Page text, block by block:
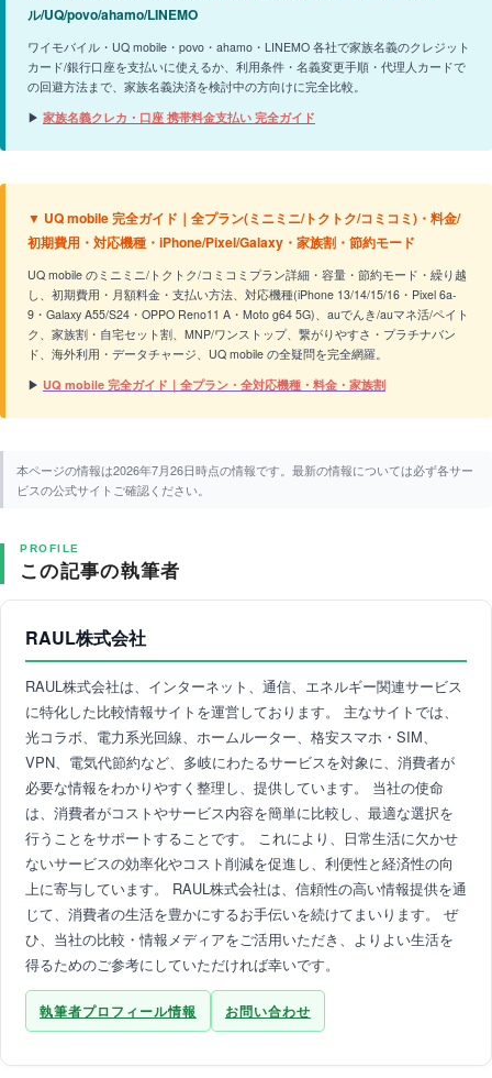
ル/UQ/povo/ahamo/LINEMO
ワイモバイル・UQ mobile・povo・ahamo・LINEMO 各社で家族名義のクレジット
カード/銀行口座を支払いに使えるか、利用条件・名義変更手順・代理人カードで
の回避方法まで、家族名義決済を検討中の方向けに完全比較。
▶ 家族名義クレカ・口座 携帯料金支払い 完全ガイド
▼ UQ mobile 完全ガイド｜全プラン(ミニミニ/トクトク/コミコミ)・料金/
初期費用・対応機種・iPhone/Pixel/Galaxy・家族割・節約モード
UQ mobile のミニミニ/トクトク/コミコミプラン詳細・容量・節約モード・繰り越
し、初期費用・月額料金・支払い方法、対応機種(iPhone 13/14/15/16・Pixel 6a-
9・Galaxy A55/S24・OPPO Reno11 A・Moto g64 5G)、auでんき/auマネ活/ペイト
ク、家族割・自宅セット割、MNP/ワンストップ、繋がりやすさ・プラチナバン
ド、海外利用・データチャージ、UQ mobile の全疑問を完全網羅。
▶ UQ mobile 完全ガイド｜全プラン・全対応機種・料金・家族割
本ページの情報は2026年7月26日時点の情報です。最新の情報については必ず各サー
ビスの公式サイトご確認ください。
PROFILE
この記事の執筆者
RAUL株式会社
RAUL株式会社は、インターネット、通信、エネルギー関連サービス
に特化した比較情報サイトを運営しております。 主なサイトでは、
光コラボ、電力系光回線、ホームルーター、格安スマホ・SIM、
VPN、電気代節約など、多岐にわたるサービスを対象に、消費者が
必要な情報をわかりやすく整理し、提供しています。 当社の使命
は、消費者がコストやサービス内容を簡単に比較し、最適な選択を
行うことをサポートすることです。 これにより、日常生活に欠かせ
ないサービスの効率化やコスト削減を促進し、利便性と経済性の向
上に寄与しています。 RAUL株式会社は、信頼性の高い情報提供を通
じて、消費者の生活を豊かにするお手伝いを続けてまいります。 ぜ
ひ、当社の比較・情報メディアをご活用いただき、よりよい生活を
得るためのご参考にしていただければ幸いです。
執筆者プロフィール情報 お問い合わせ